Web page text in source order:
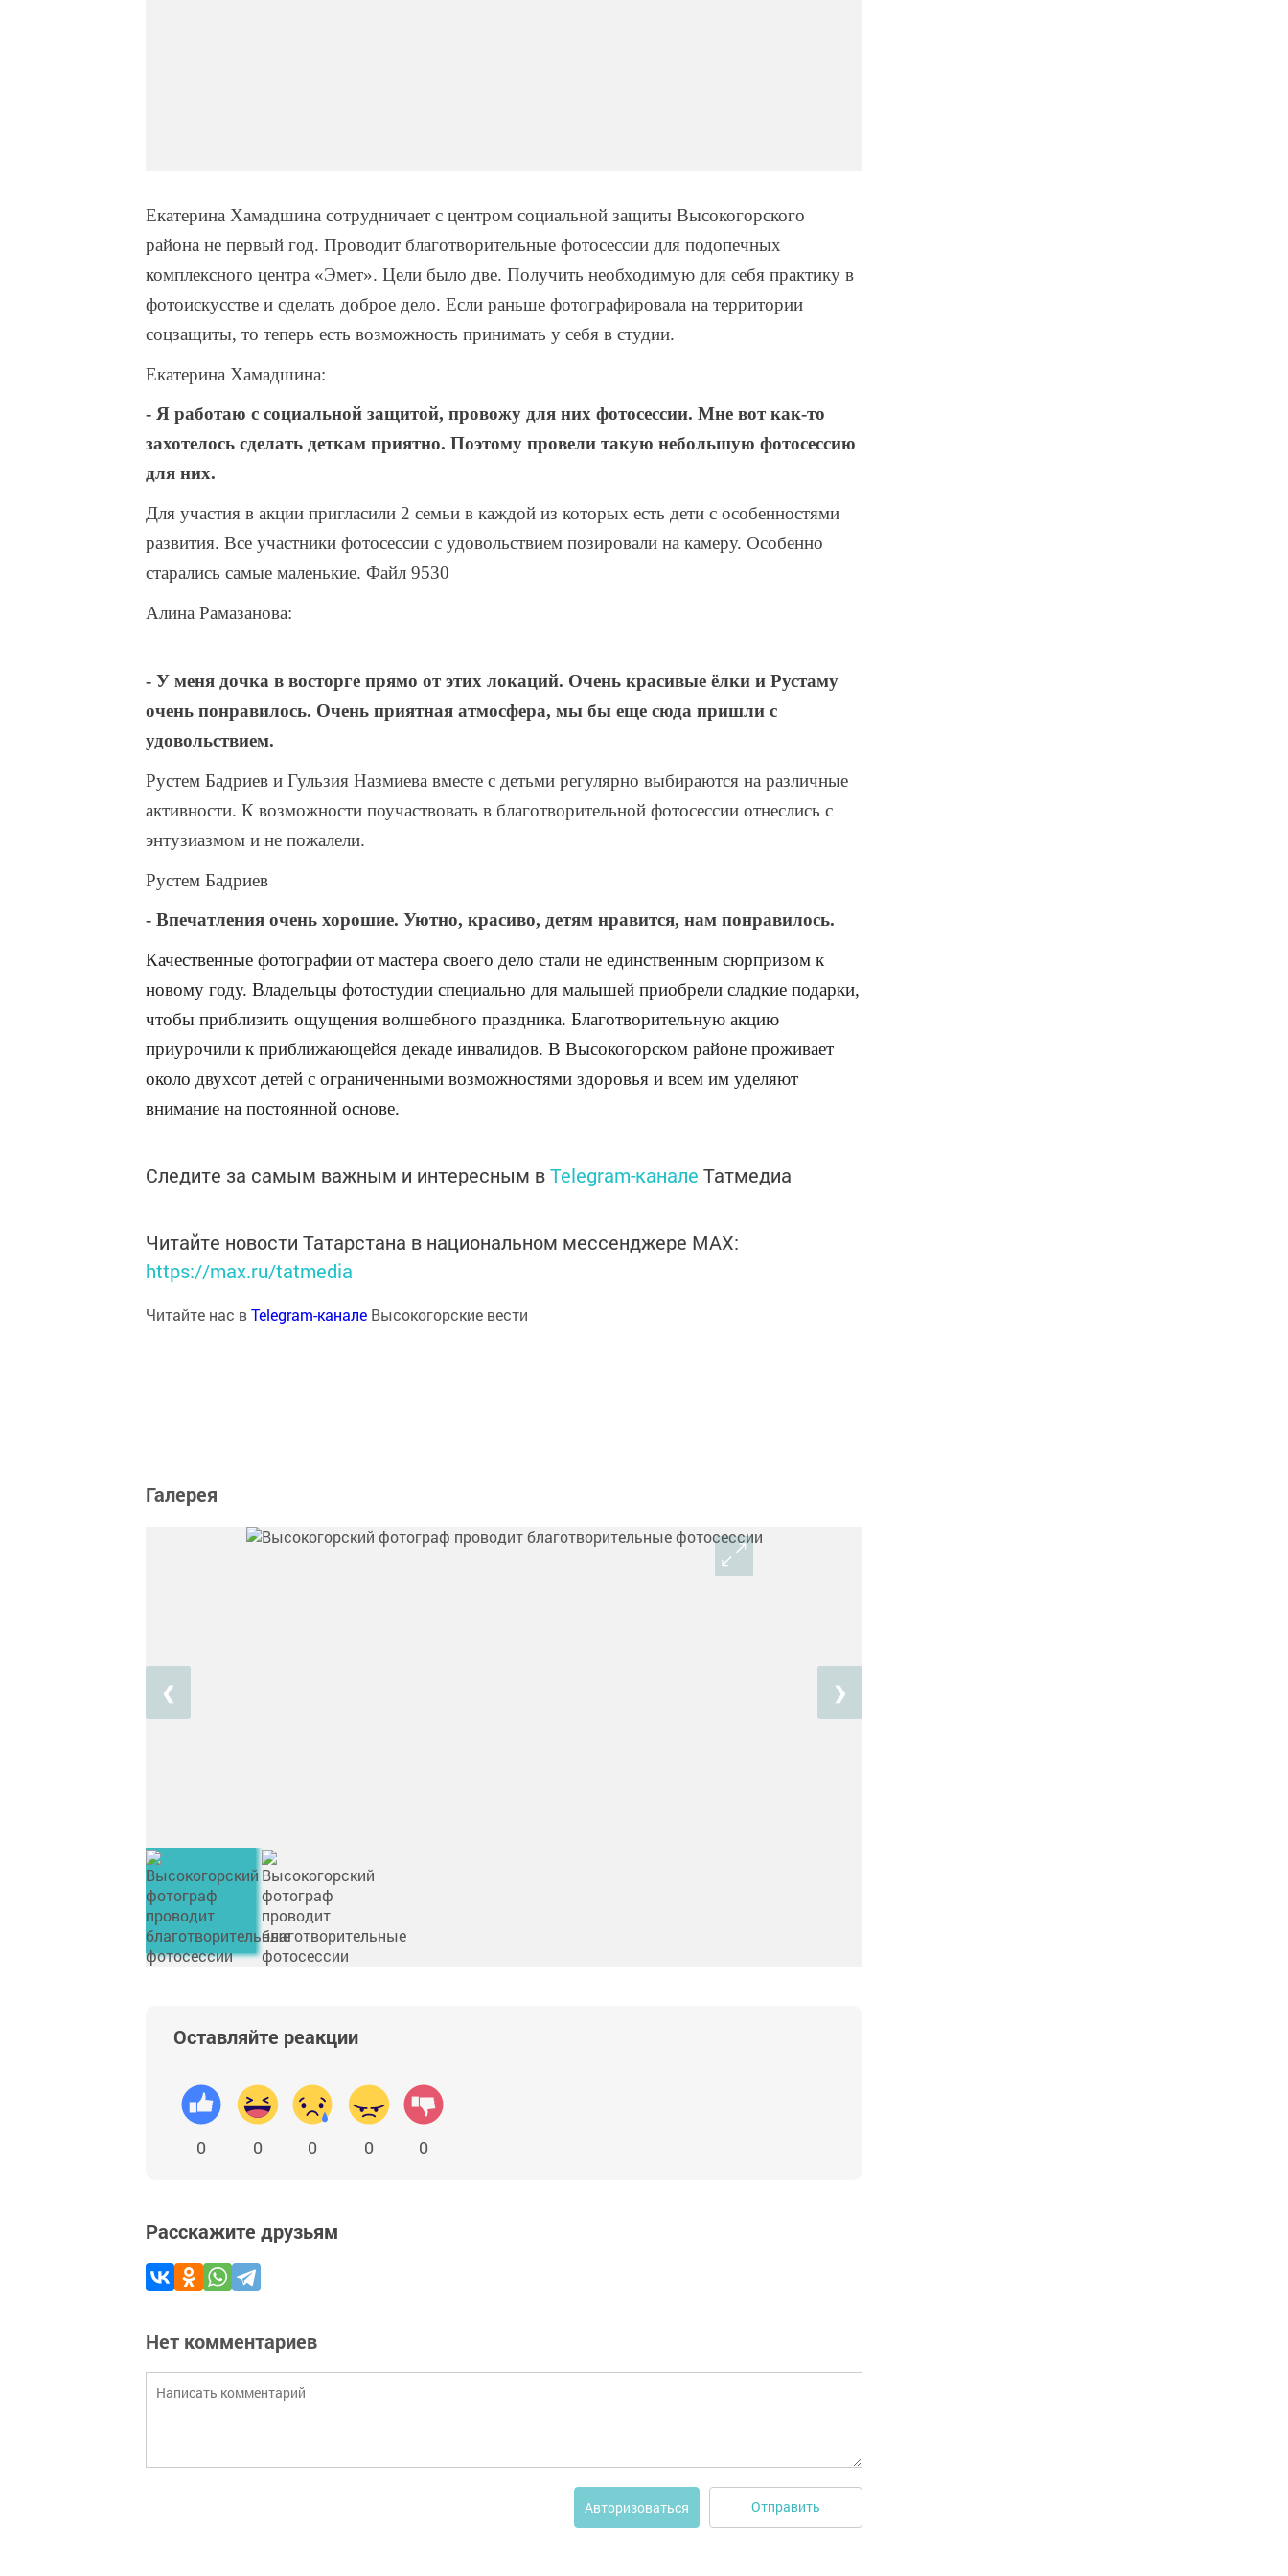
Екатерина Хамадшина сотрудничает с центром социальной защиты Высокогорского
района не первый год. Проводит благотворительные фотосессии для подопечных
комплексного центра «Эмет». Цели было две. Получить необходимую для себя практику в
фотоискусстве и сделать доброе дело. Если раньше фотографировала на территории
соцзащиты, то теперь есть возможность принимать у себя в студии.
Екатерина Хамадшина:
- Я работаю с социальной защитой, провожу для них фотосессии. Мне вот как-то
захотелось сделать деткам приятно. Поэтому провели такую небольшую фотосессию
для них.
Для участия в акции пригласили 2 семьи в каждой из которых есть дети с особенностями
развития. Все участники фотосессии с удовольствием позировали на камеру. Особенно
старались самые маленькие. Файл 9530
Алина Рамазанова:
- У меня дочка в восторге прямо от этих локаций. Очень красивые ёлки и Рустаму
очень понравилось. Очень приятная атмосфера, мы бы еще сюда пришли с
удовольствием.
Рустем Бадриев и Гульзия Назмиева вместе с детьми регулярно выбираются на различные
активности. К возможности поучаствовать в благотворительной фотосессии отнеслись с
энтузиазмом и не пожалели.
Рустем Бадриев
- Впечатления очень хорошие. Уютно, красиво, детям нравится, нам понравилось.
Качественные фотографии от мастера своего дело стали не единственным сюрпризом к
новому году. Владельцы фотостудии специально для малышей приобрели сладкие подарки,
чтобы приблизить ощущения волшебного праздника. Благотворительную акцию
приурочили к приближающейся декаде инвалидов. В Высокогорском районе проживает
около двухсот детей с ограниченными возможностями здоровья и всем им уделяют
внимание на постоянной основе.
Следите за самым важным и интересным вTelegram-канале Татмедиа
Читайте новости Татарстана в национальном мессенджере MАХ:
https://max.ru/tatmedia
Читайте нас вTelegram-канале Высокогорские вести
Галерея
❮ ❯
Оставляйте реакции
0 0 0 0 0
Расскажите друзьям
Нет комментариев
Авторизоваться Отправить